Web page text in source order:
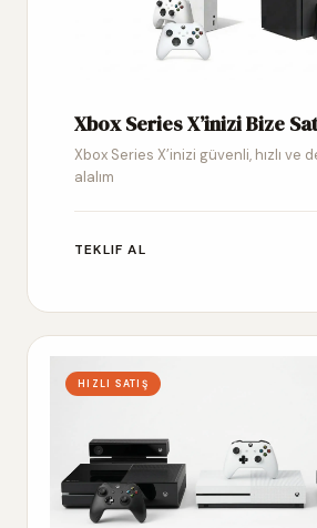
Xbox Series X’inizi Bize
Xbox Series X’inizi güvenli, hızlı ve
alalım
TEKLIF AL
HIZLI SATIŞ